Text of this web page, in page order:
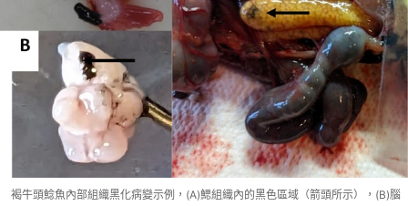
褐牛頭鯰魚內部組織黑化病變示例，(A)鰓組織內的黑色區域（箭頭所示），(B)腦